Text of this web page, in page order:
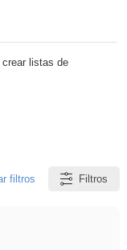
crear listas de
filtros Filtros